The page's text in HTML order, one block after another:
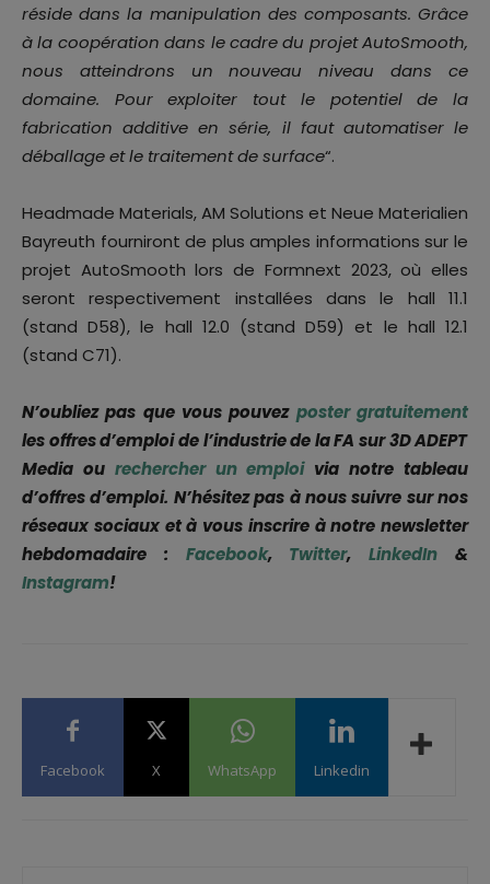
réside dans la manipulation des composants. Grâce
à la coopération dans le cadre du projet AutoSmooth,
nous atteindrons un nouveau niveau dans ce
domaine. Pour exploiter tout le potentiel de la
fabrication additive en série, il faut automatiser le
déballage et le traitement de surface“.
Headmade Materials, AM Solutions et Neue Materialien
Bayreuth fourniront de plus amples informations sur le
projet AutoSmooth lors de Formnext 2023, où elles
seront respectivement installées dans le hall 11.1
(stand D58), le hall 12.0 (stand D59) et le hall 12.1
(stand C71).
N’oubliez pas que vous pouvez poster gratuitement
les offres d’emploi de l’industrie de la FA sur 3D ADEPT
Media ou rechercher un emploivia notre tableau
d’offres d’emploi. N’hésitez pas à nous suivre sur nos
réseaux sociaux et à vous inscrire à notre newsletter
hebdomadaire : Facebook, Twitter,LinkedIn &
Instagram!
Facebook X WhatsApp Linkedin